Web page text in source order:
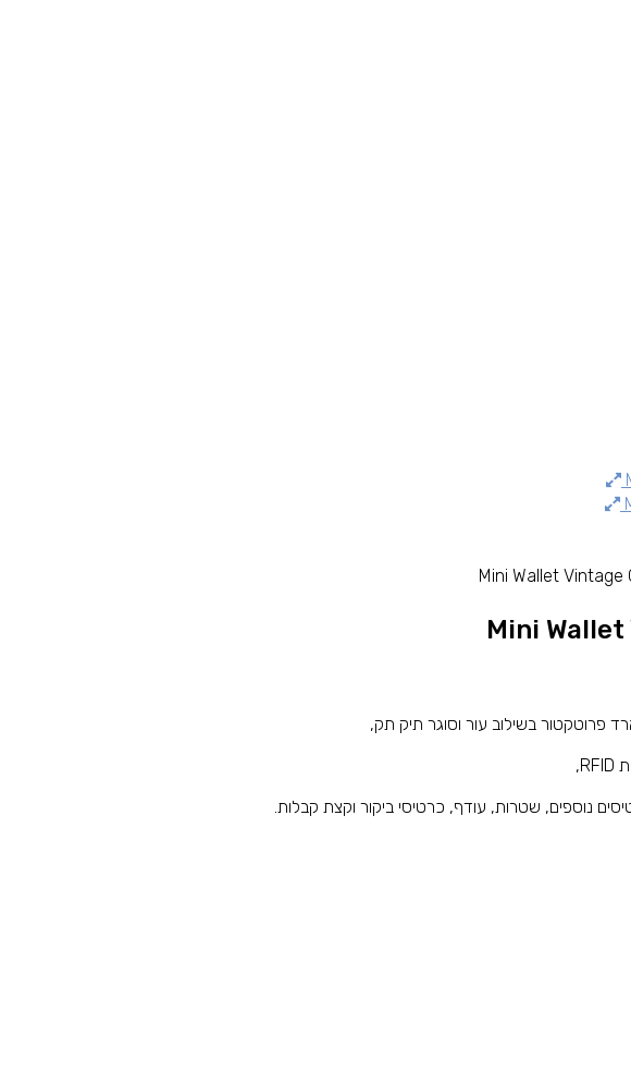
Mini Wallet Vintage
Mini Wallet
RFID
,
נוספים, שטרות, עודף, כרטיסי ביקור וקצת קבלות.